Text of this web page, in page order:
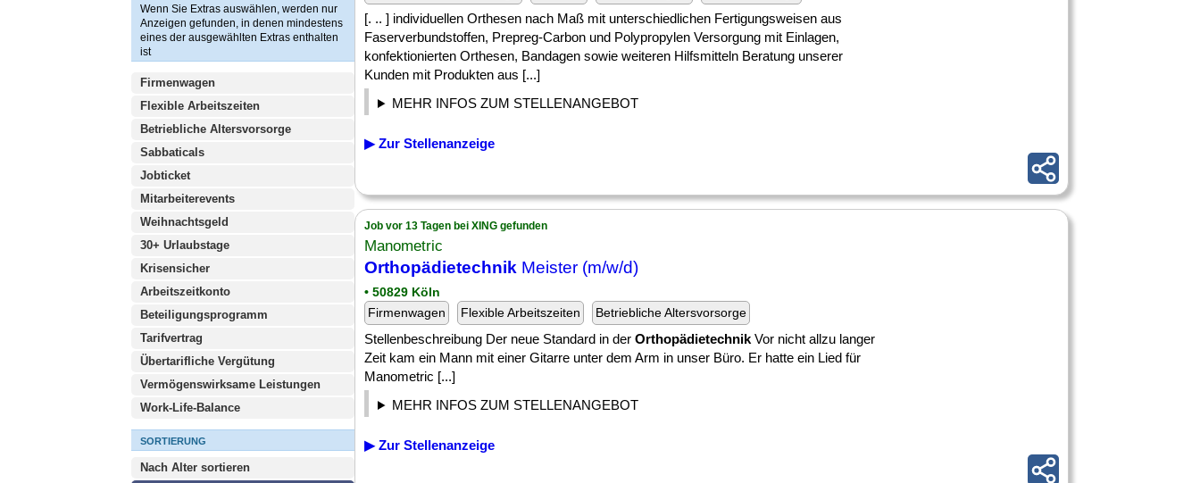
Wenn Sie Extras auswählen, werden nur
Anzeigen gefunden, in denen mindestens
eines der ausgewählten Extras enthalten
ist
Firmenwagen
Flexible Arbeitszeiten
Betriebliche Altersvorsorge
Sabbaticals
Jobticket
Mitarbeiterevents
Weihnachtsgeld
30+ Urlaubstage
Krisensicher
Arbeitszeitkonto
Beteiligungsprogramm
Tarifvertrag
Übertarifliche Vergütung
Vermögenswirksame Leistungen
Work-Life-Balance
SORTIERUNG
Nach Alter sortieren
[. .. ] individuellen Orthesen nach Maß mit unterschiedlichen Fertigungsweisen aus
Faserverbundstoffen, Prepreg-Carbon und Polypropylen Versorgung mit Einlagen,
konfektionierten Orthesen, Bandagen sowie weiteren Hilfsmitteln Beratung unserer
Kunden mit Produkten aus [...]
MEHR INFOS ZUM STELLENANGEBOT
▶ Zur Stellenanzeige
Job vor 13 Tagen bei XING gefunden
Manometric
Orthopädietechnik Meister (m/w/d)
• 50829 Köln
Firmenwagen
Flexible Arbeitszeiten Betriebliche Altersvorsorge
Stellenbeschreibung Der neue Standard in der Orthopädietechnik Vor nicht allzu langer
Zeit kam ein Mann mit einer Gitarre unter dem Arm in unser Büro. Er hatte ein Lied für
Manometric [...]
MEHR INFOS ZUM STELLENANGEBOT
▶ Zur Stellenanzeige